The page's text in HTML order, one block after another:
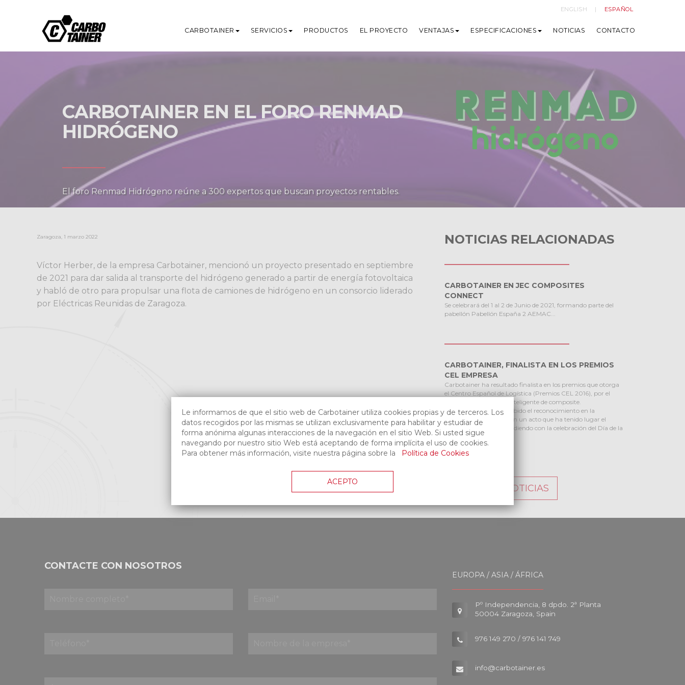
ENGLISH ESPAÑOL
CARBOTAINER SERVICIOS PRODUCTOS EL PROYECTO VENTAJAS ESPECIFICACIONES NOTICIAS CONTACTO
CARBOTAINER EN EL FORO RENMAD
HIDRÓGENO
El foro Renmad Hidrógeno reúne a 300 expertos que buscan proyectos rentables.
Zaragoza, 1 marzo 2022
Víctor Herber, de la empresa Carbotainer, mencionó un proyecto presentado en septiembre
de 2021 para dar salida al transporte del hidrógeno generado a partir de energía fotovoltaica
y habló de otro para propulsar una flota de camiones de hidrógeno en un consorcio liderado
por Eléctricas Reunidas de Zaragoza.
NOTICIAS RELACIONADAS
CARBOTAINER EN JEC COMPOSITES
CONNECT
Se celebrará del 1 al 2 de Junio de 2021, formando parte del
pabellón Pabellón España 2 AEMAC...
CARBOTAINER, FINALISTA EN LOS PREMIOS
CEL EMPRESA
Carbotainer ha resultado finalista en los premios que otorga
el Centro Español de Logística (Premios CEL 2016), por el
proyecto de la botella inteligente de composite.
Concretamente, ha recibido el reconocimiento en la
categoría de empresa, en un acto que ha tenido lugar el
pasado 21 de abril coincidiendo con la celebración del Día de la
Logística.
LISTADO NOTICIAS
CONTACTE CON NOSOTROS
EUROPA / ASIA / ÁFRICA
Pº Independencia, 8 dpdo. 2ª Planta
50004 Zaragoza, Spain
976 149 270 / 976 141 749
info@carbotainer.es
Le informamos de que el sitio web de Carbotainer utiliza cookies propias y de terceros. Los
datos recogidos por las mismas se utilizan exclusivamente para habilitar y estudiar de
forma anónima algunas interacciones de la navegación en el sitio Web. Si usted sigue
navegando por nuestro sitio Web está aceptando de forma implícita el uso de cookies.
Para obtener más información, visite nuestra página sobre la
Política de Cookies
ACEPTO